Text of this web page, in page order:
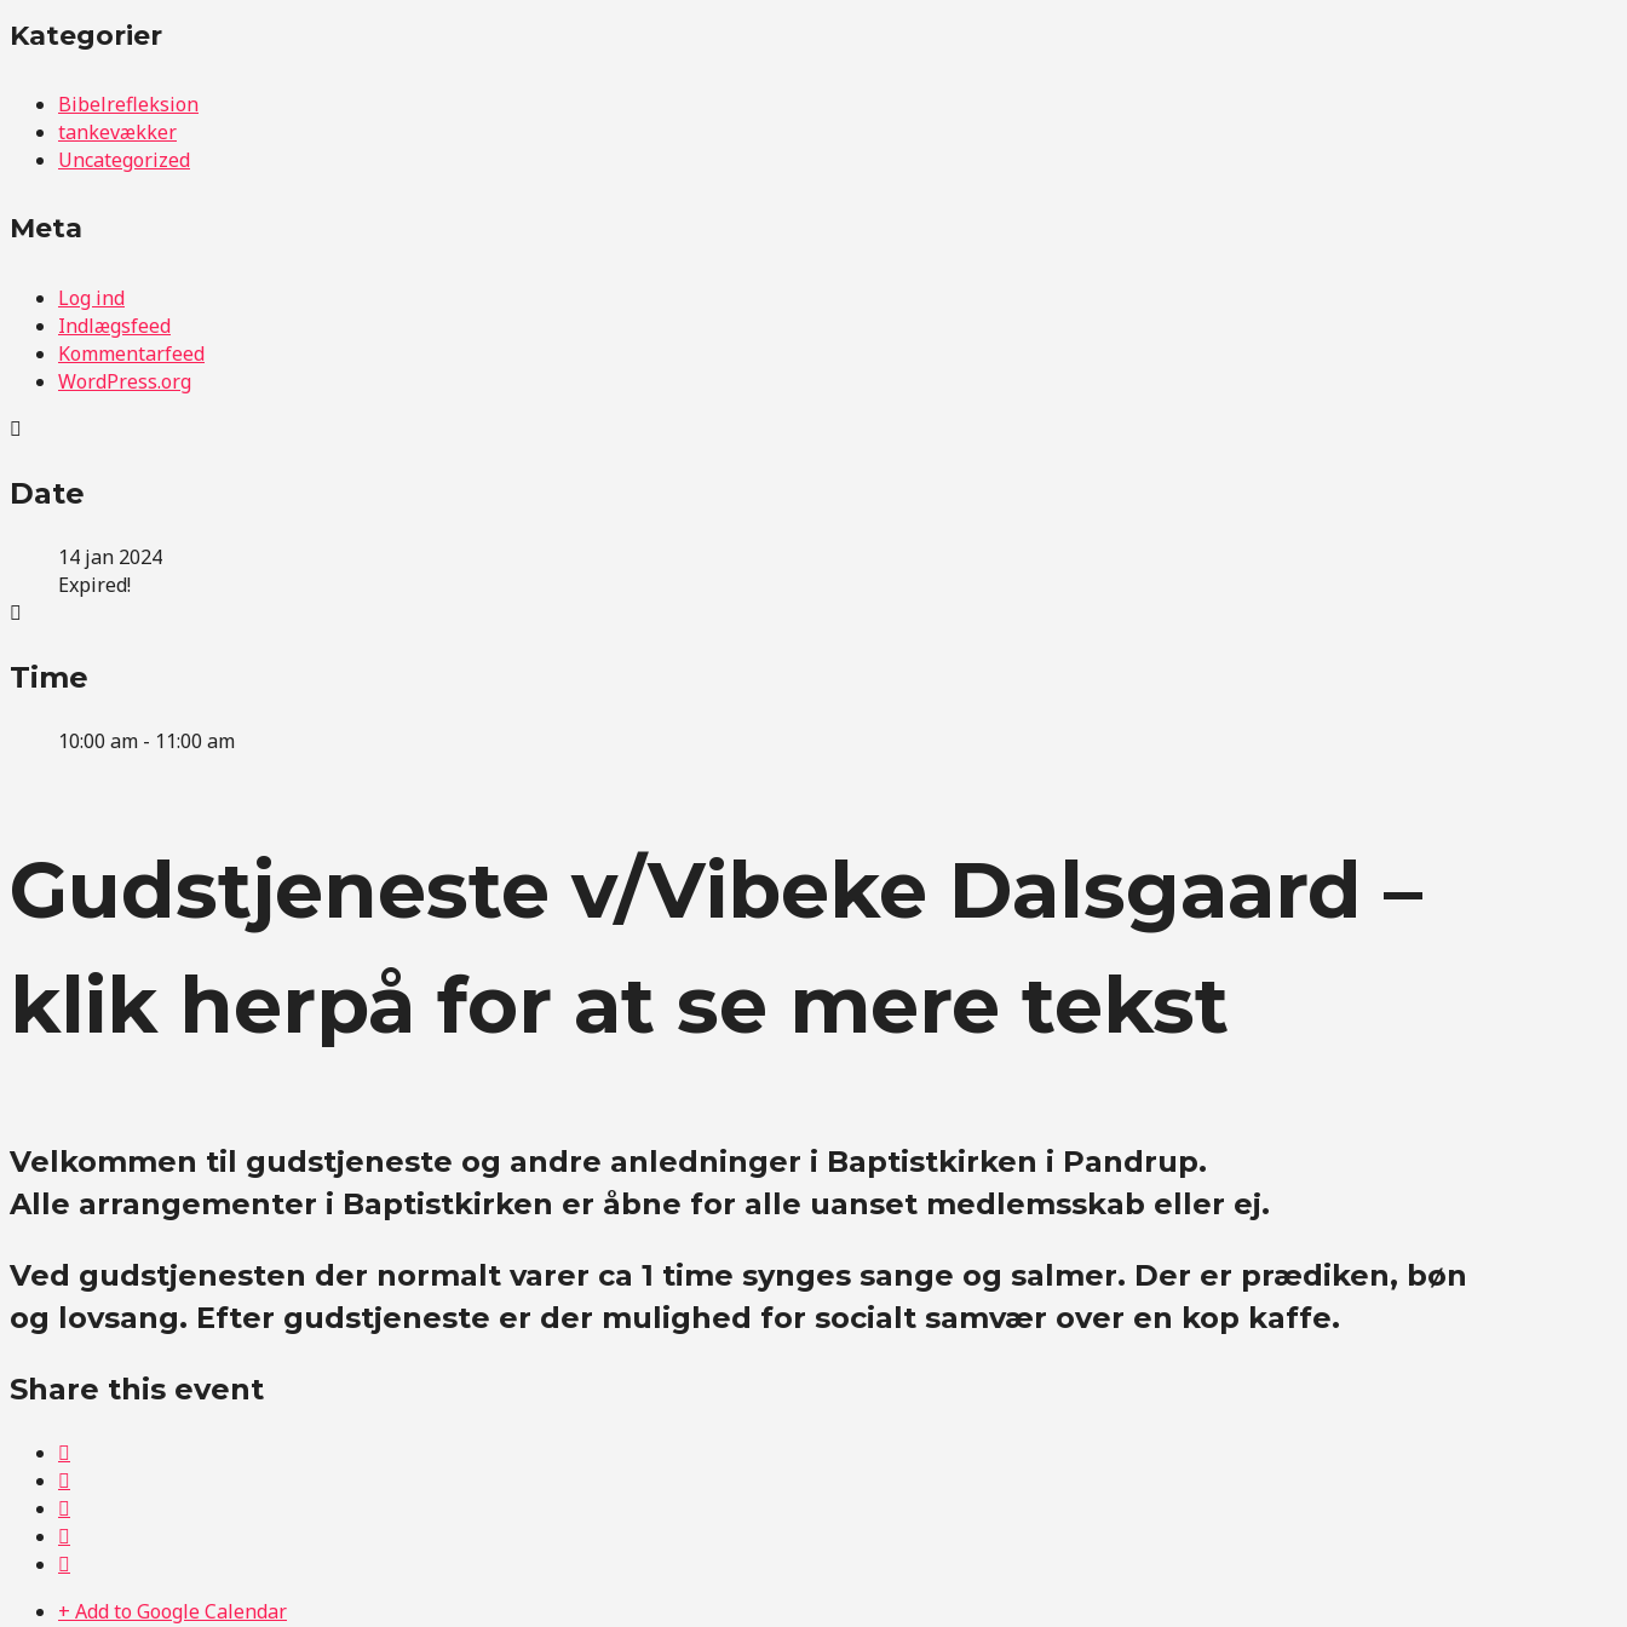
Kategorier
Bibelrefleksion
tankevækker
Uncategorized
Meta
Log ind
Indlægsfeed
Kommentarfeed
WordPress.org
Date
14 jan 2024
Expired!
Time
10:00 am - 11:00 am
Gudstjeneste v/Vibeke Dalsgaard –
klik herpå for at se mere tekst
Velkommen til gudstjeneste og andre anledninger i Baptistkirken i Pandrup.
Alle arrangementer i Baptistkirken er åbne for alle uanset medlemsskab eller ej.
Ved gudstjenesten der normalt varer ca 1 time synges sange og salmer. Der er prædiken, bøn
og lovsang. Efter gudstjeneste er der mulighed for socialt samvær over en kop kaffe.
Share this event
+ Add to Google Calendar